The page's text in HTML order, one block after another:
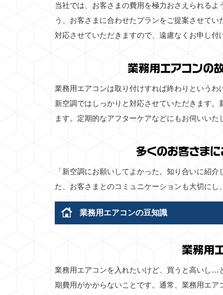
当社では、お客さまの費用を極力おさえられる
う、お客さまに合わせたプランをご提案させて
対応させていただきますので、遠慮なくお申し付
業務用エアコンの
業務用エアコンは取り付けすれば終わりという
新空調ではしっかりと対応させていただきます
ます。定期的なアフターケアなどにもお伺いい
多くのお客さま
「新空調にお願いしてよかった。知り合いに紹
た、お客さまとのコミュニケーションも大切に
業務用エアコンの豆知識
業務用
業務用エアコンを入れたいけど、買うと高いし…
期費用がかからないことです。通常、業務用エ